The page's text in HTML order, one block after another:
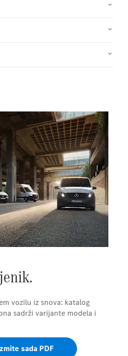
vozilu iz snova: katalog
sadrži varijante modela i
sada PDF